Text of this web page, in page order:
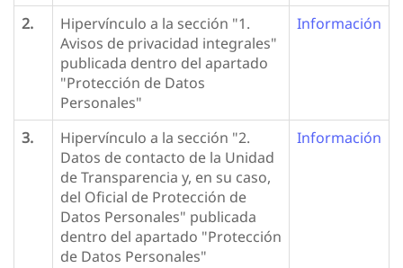
2.
Hipervínculo a la sección "1.
Avisos de privacidad integrales"
publicada dentro del apartado
"Protección de Datos
Personales"
Información
3.
Hipervínculo a la sección "2.
Datos de contacto de la Unidad
de Transparencia y, en su caso,
del Oficial de Protección de
Datos Personales" publicada
dentro del apartado "Protección
de Datos Personales"
Información